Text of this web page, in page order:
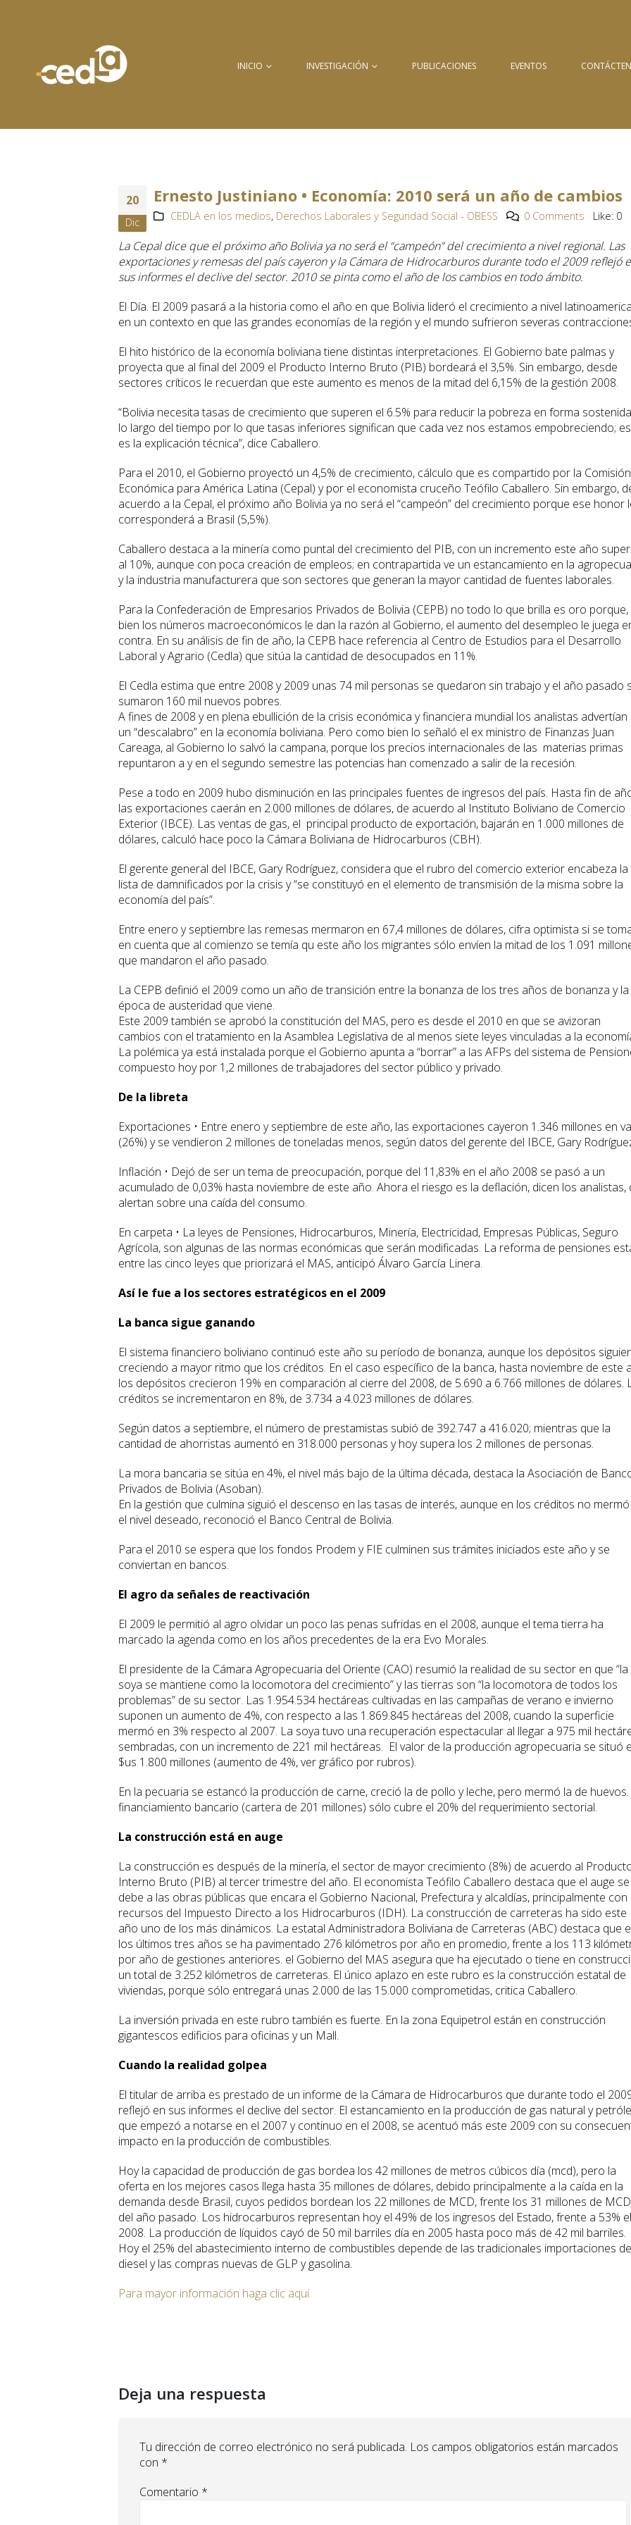
INICIO INVESTIGACIÓN PUBLICACIONES EVENTOS
20
Dic
Ernesto Justiniano • Economía: 2010 será un año de cambios
CEDLA en los medios, Derechos Laborales y Seguridad Social - OBESS 0 Comments Like: 0
La Cepal dice que el próximo año Bolivia ya no será el “campeón” del crecimiento a nivel regional. Las
exportaciones y remesas del país cayeron y la Cámara de Hidrocarburos durante todo el 2009 reflejó
sus informes el declive del sector. 2010 se pinta como el año de los cambios en todo ámbito.
El Día. El 2009 pasará a la historia como el año en que Bolivia lideró el crecimiento a nivel
en un contexto en que las grandes economías de la región y el mundo sufrieron severas
El hito histórico de la economía boliviana tiene distintas interpretaciones. El Gobierno bate palmas y
proyecta que al final del 2009 el Producto Interno Bruto (PIB) bordeará el 3,5%. Sin embargo, desde
sectores críticos le recuerdan que este aumento es menos de la mitad del 6,15% de la gestión 2008.
“Bolivia necesita tasas de crecimiento que superen el 6.5% para reducir la pobreza en forma
lo largo del tiempo por lo que tasas inferiores significan que cada vez nos estamos empobreciendo;
es la explicación técnica”, dice Caballero.
Para el 2010, el Gobierno proyectó un 4,5% de crecimiento, cálculo que es compartido por la Comisión
Económica para América Latina (Cepal) y por el economista cruceño Teófilo Caballero. Sin embargo,
acuerdo a la Cepal, el próximo año Bolivia ya no será el “campeón” del crecimiento porque ese honor
corresponderá a Brasil (5,5%).
Caballero destaca a la minería como puntal del crecimiento del PIB, con un incremento este año
al 10%, aunque con poca creación de empleos; en contrapartida ve un estancamiento en la
y la industria manufacturera que son sectores que generan la mayor cantidad de fuentes laborales.
Para la Confederación de Empresarios Privados de Bolivia (CEPB) no todo lo que brilla es oro porque,
bien los números macroeconómicos le dan la razón al Gobierno, el aumento del desempleo le juega
contra. En su análisis de fin de año, la CEPB hace referencia al Centro de Estudios para el Desarrollo
Laboral y Agrario (Cedla) que sitúa la cantidad de desocupados en 11%.
El Cedla estima que entre 2008 y 2009 unas 74 mil personas se quedaron sin trabajo y el año pasado
sumaron 160 mil nuevos pobres.
A fines de 2008 y en plena ebullición de la crisis económica y financiera mundial los analistas advertían
un “descalabro” en la economía boliviana. Pero como bien lo señaló el ex ministro de Finanzas Juan
Careaga, al Gobierno lo salvó la campana, porque los precios internacionales de las materias primas
repuntaron a y en el segundo semestre las potencias han comenzado a salir de la recesión.
Pese a todo en 2009 hubo disminución en las principales fuentes de ingresos del país. Hasta fin de
las exportaciones caerán en 2.000 millones de dólares, de acuerdo al Instituto Boliviano de Comercio
Exterior (IBCE). Las ventas de gas, el principal producto de exportación, bajarán en 1.000 millones de
dólares, calculó hace poco la Cámara Boliviana de Hidrocarburos (CBH).
El gerente general del IBCE, Gary Rodríguez, considera que el rubro del comercio exterior encabeza la
lista de damnificados por la crisis y “se constituyó en el elemento de transmisión de la misma sobre la
economía del país”.
Entre enero y septiembre las remesas mermaron en 67,4 millones de dólares, cifra optimista si se
en cuenta que al comienzo se temía qu este año los migrantes sólo envíen la mitad de los 1.091
que mandaron el año pasado.
La CEPB definió el 2009 como un año de transición entre la bonanza de los tres años de bonanza y la
época de austeridad que viene.
Este 2009 también se aprobó la constitución del MAS, pero es desde el 2010 en que se avizoran
cambios con el tratamiento en la Asamblea Legislativa de al menos siete leyes vinculadas a la
La polémica ya está instalada porque el Gobierno apunta a “borrar” a las AFPs del sistema de
compuesto hoy por 1,2 millones de trabajadores del sector público y privado.
De la libreta
Exportaciones • Entre enero y septiembre de este año, las exportaciones cayeron 1.346 millones en
(26%) y se vendieron 2 millones de toneladas menos, según datos del gerente del IBCE, Gary
Inflación • Dejó de ser un tema de preocupación, porque del 11,83% en el año 2008 se pasó a un
acumulado de 0,03% hasta noviembre de este año. Ahora el riesgo es la deflación, dicen los analistas,
alertan sobre una caída del consumo.
En carpeta • La leyes de Pensiones, Hidrocarburos, Minería, Electricidad, Empresas Públicas, Seguro
Agrícola, son algunas de las normas económicas que serán modificadas. La reforma de pensiones
entre las cinco leyes que priorizará el MAS, anticipó Álvaro García Linera.
Así le fue a los sectores estratégicos en el 2009
La banca sigue ganando
El sistema financiero boliviano continuó este año su período de bonanza, aunque los depósitos
creciendo a mayor ritmo que los créditos. En el caso específico de la banca, hasta noviembre de este
los depósitos crecieron 19% en comparación al cierre del 2008, de 5.690 a 6.766 millones de dólares.
créditos se incrementaron en 8%, de 3.734 a 4.023 millones de dólares.
Según datos a septiembre, el número de prestamistas subió de 392.747 a 416.020; mientras que la
cantidad de ahorristas aumentó en 318.000 personas y hoy supera los 2 millones de personas.
La mora bancaria se sitúa en 4%, el nivel más bajo de la última década, destaca la Asociación de
Privados de Bolivia (Asoban).
En la gestión que culmina siguió el descenso en las tasas de interés, aunque en los créditos no
el nivel deseado, reconoció el Banco Central de Bolivia.
Para el 2010 se espera que los fondos Prodem y FIE culminen sus trámites iniciados este año y se
conviertan en bancos.
El agro da señales de reactivación
El 2009 le permitió al agro olvidar un poco las penas sufridas en el 2008, aunque el tema tierra ha
marcado la agenda como en los años precedentes de la era Evo Morales.
El presidente de la Cámara Agropecuaria del Oriente (CAO) resumió la realidad de su sector en que “la
soya se mantiene como la locomotora del crecimiento” y las tierras son “la locomotora de todos los
problemas” de su sector. Las 1.954.534 hectáreas cultivadas en las campañas de verano e invierno
suponen un aumento de 4%, con respecto a las 1.869.845 hectáreas del 2008, cuando la superficie
mermó en 3% respecto al 2007. La soya tuvo una recuperación espectacular al llegar a 975 mil
sembradas, con un incremento de 221 mil hectáreas. El valor de la producción agropecuaria se situó
$us 1.800 millones (aumento de 4%, ver gráfico por rubros).
En la pecuaria se estancó la producción de carne, creció la de pollo y leche, pero mermó la de huevos.
financiamiento bancario (cartera de 201 millones) sólo cubre el 20% del requerimiento sectorial.
La construcción está en auge
La construcción es después de la minería, el sector de mayor crecimiento (8%) de acuerdo al
Interno Bruto (PIB) al tercer trimestre del año. El economista Teófilo Caballero destaca que el auge se
debe a las obras públicas que encara el Gobierno Nacional, Prefectura y alcaldías, principalmente con
recursos del Impuesto Directo a los Hidrocarburos (IDH). La construcción de carreteras ha sido este
año uno de los más dinámicos. La estatal Administradora Boliviana de Carreteras (ABC) destaca que
los últimos tres años se ha pavimentado 276 kilómetros por año en promedio, frente a los 113
por año de gestiones anteriores. el Gobierno del MAS asegura que ha ejecutado o tiene en
un total de 3.252 kilómetros de carreteras. El único aplazo en este rubro es la construcción estatal de
viviendas, porque sólo entregará unas 2.000 de las 15.000 comprometidas, critica Caballero.
La inversión privada en este rubro también es fuerte. En la zona Equipetrol están en construcción
gigantescos edificios para oficinas y un Mall.
Cuando la realidad golpea
El titular de arriba es prestado de un informe de la Cámara de Hidrocarburos que durante todo el
reflejó en sus informes el declive del sector. El estancamiento en la producción de gas natural y
que empezó a notarse en el 2007 y continuo en el 2008, se acentuó más este 2009 con su
impacto en la producción de combustibles.
Hoy la capacidad de producción de gas bordea los 42 millones de metros cúbicos día (mcd), pero la
oferta en los mejores casos llega hasta 35 millones de dólares, debido principalmente a la caída en la
demanda desde Brasil, cuyos pedidos bordean los 22 millones de MCD, frente los 31 millones de MCD
del año pasado. Los hidrocarburos representan hoy el 49% de los ingresos del Estado, frente a 53% el
2008. La producción de líquidos cayó de 50 mil barriles día en 2005 hasta poco más de 42 mil barriles.
Hoy el 25% del abastecimiento interno de combustibles depende de las tradicionales importaciones de
diesel y las compras nuevas de GLP y gasolina.
Para mayor información haga clic aquí
Deja una respuesta
Tu dirección de correo electrónico no será publicada. Los campos obligatorios están marcados
con *
Comentario *